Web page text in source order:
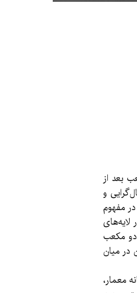
بعد از
و
مفهوم
مکعب
در میان
معمار،